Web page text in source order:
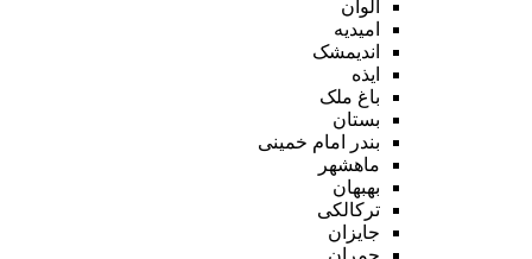
الوان
امیدیه
اندیمشک
ایذه
باغ ملک
بستان
بندر امام خمینی
ماهشهر
بهبهان
ترکالکی
جایزان
چمران